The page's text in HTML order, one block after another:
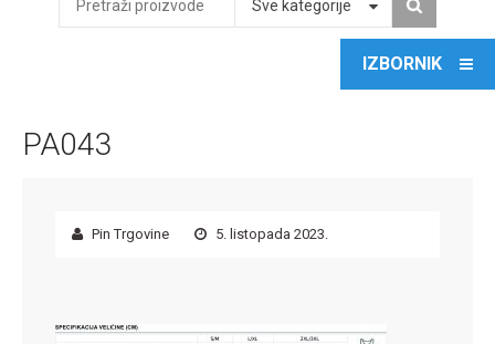
Sve kategorije
PA043
Pin Trgovine 5. listopada 2023.